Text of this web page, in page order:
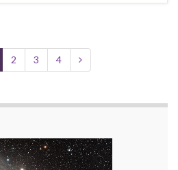
2 3 4